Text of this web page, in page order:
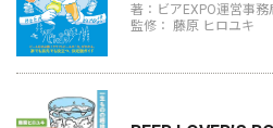
著：ビアEXPO運営事務
監修： 藤原 ヒロユキ